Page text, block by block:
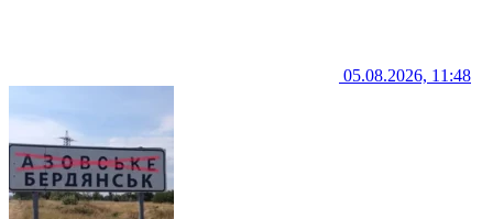
05.08.2026, 11:48